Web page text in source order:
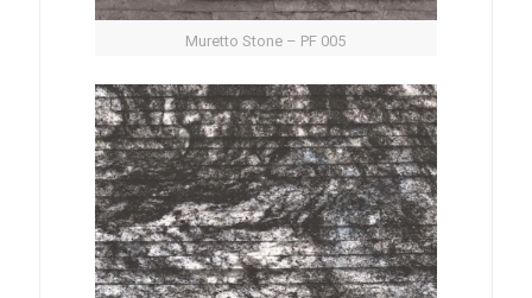
Muretto Stone – PF 005